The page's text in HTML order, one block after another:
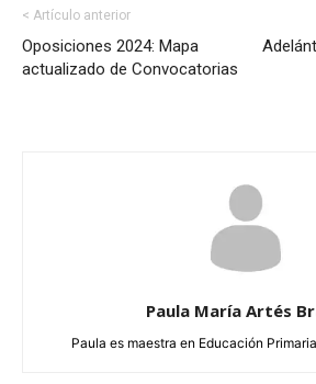
< Artículo anterior
Oposiciones 2024: Mapa
actualizado de Convocatorias
Paula María Artés
Paula es maestra en Educación